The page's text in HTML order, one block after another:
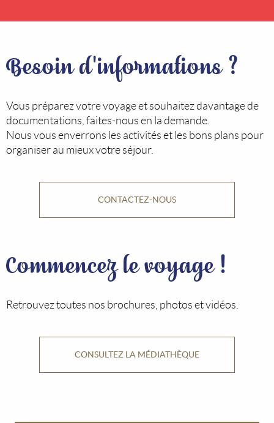
Besoin d'informations ?
Vous préparez votre voyage et souhaitez davantage de
documentations, faites-nous en la demande.
Nous vous enverrons les activités et les bons plans pour
organiser au mieux votre séjour.
CONTACTEZ-NOUS
Commencez le voyage !
Retrouvez toutes nos brochures, photos et vidéos.
CONSULTEZ LA MÉDIATHÈQUE